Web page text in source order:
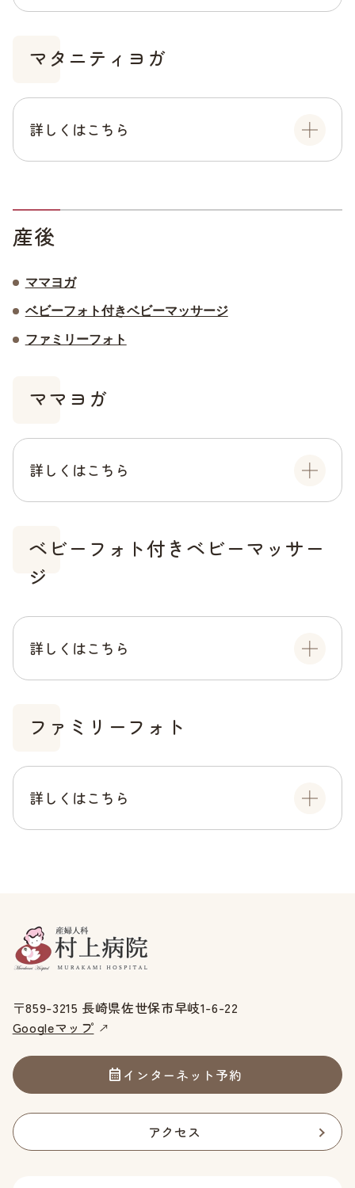
マタニティヨガ
詳しくはこちら
産後
ママヨガ
ベビーフォト付きベビーマッサージ
ファミリーフォト
ママヨガ
詳しくはこちら
ベビーフォト付きベビーマッサー
ジ
詳しくはこちら
ファミリーフォト
詳しくはこちら
〒859-3215 長崎県佐世保市早岐1-6-22
Googleマップ
インターネット予約
アクセス